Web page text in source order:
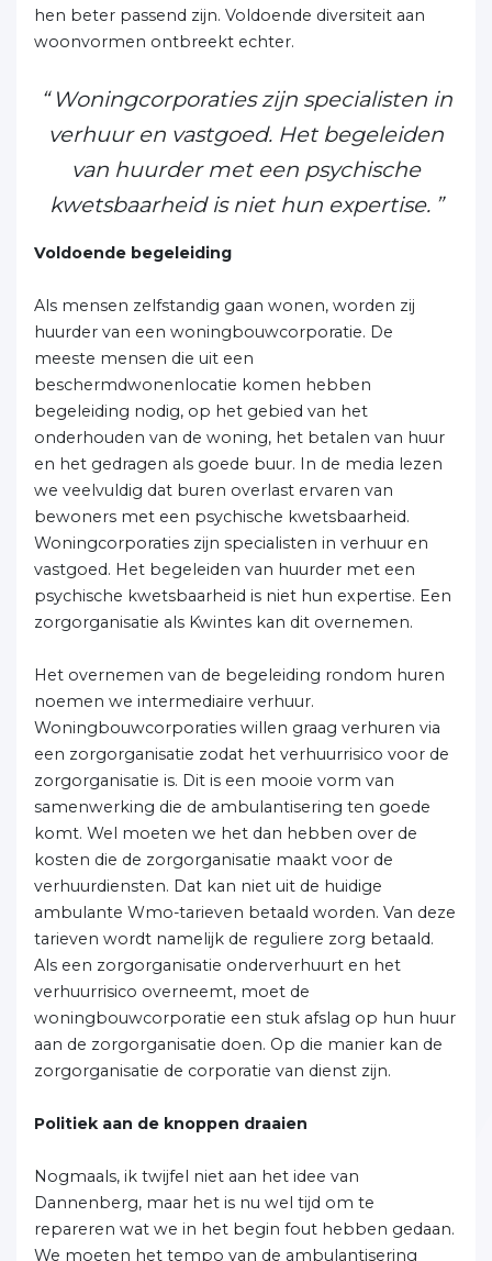
hen beter passend zijn. Voldoende diversiteit aan
woonvormen ontbreekt echter.
Woningcorporaties zijn specialisten in
verhuur en vastgoed. Het begeleiden
van huurder met een psychische
kwetsbaarheid is niet hun expertise.
Voldoende begeleiding
Als mensen zelfstandig gaan wonen, worden zij
huurder van een woningbouwcorporatie. De
meeste mensen die uit een
beschermdwonenlocatie komen hebben
begeleiding nodig, op het gebied van het
onderhouden van de woning, het betalen van huur
en het gedragen als goede buur. In de media lezen
we veelvuldig dat buren overlast ervaren van
bewoners met een psychische kwetsbaarheid.
Woningcorporaties zijn specialisten in verhuur en
vastgoed. Het begeleiden van huurder met een
psychische kwetsbaarheid is niet hun expertise. Een
zorgorganisatie als Kwintes kan dit overnemen.
Het overnemen van de begeleiding rondom huren
noemen we intermediaire verhuur.
Woningbouwcorporaties willen graag verhuren via
een zorgorganisatie zodat het verhuurrisico voor de
zorgorganisatie is. Dit is een mooie vorm van
samenwerking die de ambulantisering ten goede
komt. Wel moeten we het dan hebben over de
kosten die de zorgorganisatie maakt voor de
verhuurdiensten. Dat kan niet uit de huidige
ambulante Wmo-tarieven betaald worden. Van deze
tarieven wordt namelijk de reguliere zorg betaald.
Als een zorgorganisatie onderverhuurt en het
verhuurrisico overneemt, moet de
woningbouwcorporatie een stuk afslag op hun huur
aan de zorgorganisatie doen. Op die manier kan de
zorgorganisatie de corporatie van dienst zijn.
Politiek aan de knoppen draaien
Nogmaals, ik twijfel niet aan het idee van
Dannenberg, maar het is nu wel tijd om te
repareren wat we in het begin fout hebben gedaan.
We moeten het tempo van de ambulantisering